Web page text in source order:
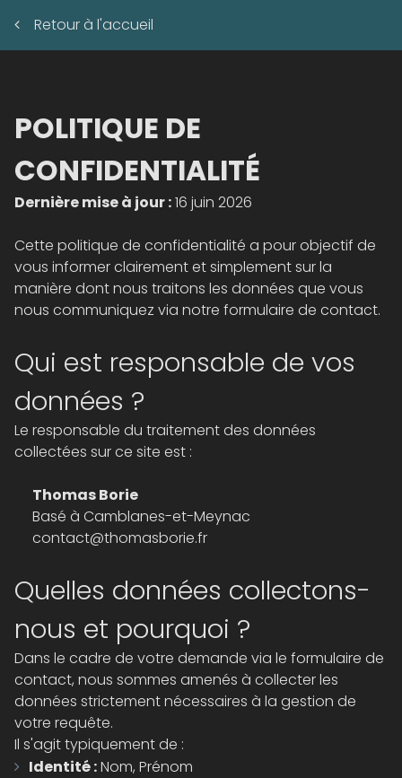
Retour à l'accueil
POLITIQUE DE
CONFIDENTIALITÉ
Dernière mise à jour :16 juin 2026
Cette politique de confidentialité a pour objectif de
vous informer clairement et simplement sur la
manière dont nous traitons les données que vous
nous communiquez via notre formulaire de contact.
Qui est responsable de vos
données ?
Le responsable du traitement des données
collectées sur ce site est :
Thomas Borie
Basé à Camblanes-et-Meynac
contact@thomasborie.fr
Quelles données collectons-
nous et pourquoi ?
Dans le cadre de votre demande via le formulaire de
contact, nous sommes amenés à collecter les
données strictement nécessaires à la gestion de
votre requête.
Il s'agit typiquement de :
Identité :Nom, Prénom